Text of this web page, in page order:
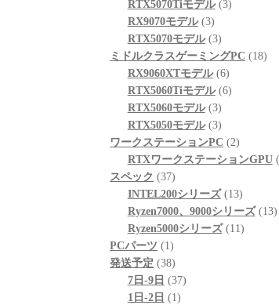
商
の
品
個
品
RTX5070Tiモデル 33
商
品
RX9070モデル 33
個
の
商
品
RTX5070モデル 33
個
の
商
品
ミドルクラスゲーミングPC 1818
RX9060XTモデル 66
個
品
RTX5060Tiモデル 66
商
品
RTX5060モデル 33
個
の
商
RTX5050モデル 33
個
の
品
ワークステーションPC 22
個
商
品
RTXワークステーションGPU
スペック 3737
個
の
商
品
INTEL200シリーズ 1313
個
の
Ryzen7000、9000シリーズ 1313
Ryzen5000シリーズ 1111
PCパーツ 11
個
の
商
発送予定 3838
個
の
7日-9日 3737
1日-2日 11